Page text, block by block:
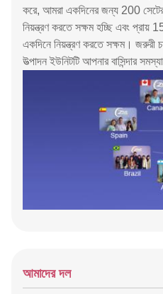
করে, আমরা একদিনের জন্য 200 সেটের
নিয়ন্ত্রণ করতে সক্ষম হচ্ছি এবং প্রায়
একদিনে নিয়ন্ত্রণ করতে সক্ষম। জরুরী
উত্পাদন ইউনিটটি আপনার বাসিন্দার
আমাদের দল